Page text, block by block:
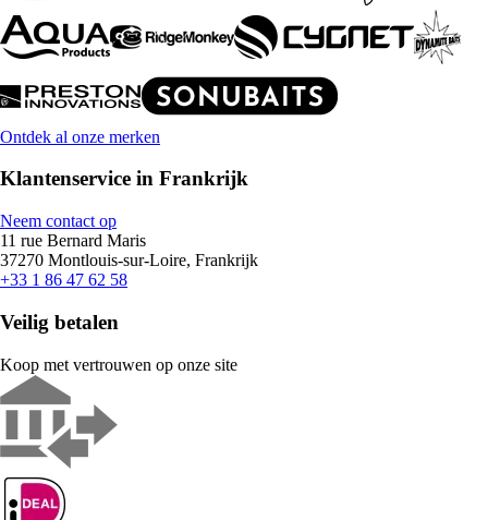
Ontdek al onze merken
Klantenservice in Frankrijk
Neem contact op
11 rue Bernard Maris
37270 Montlouis-sur-Loire, Frankrijk
+33 1 86 47 62 58
Veilig betalen
Koop met vertrouwen op onze site